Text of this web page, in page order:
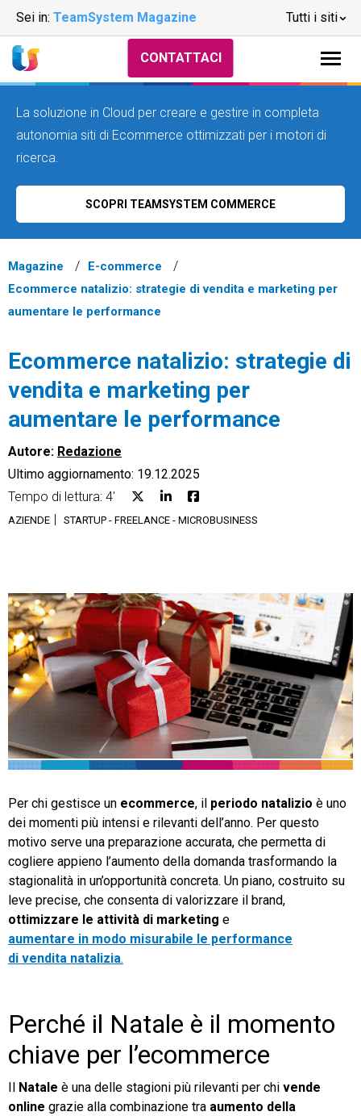
Sei in: TeamSystem Magazine Tutti i siti
Ecommerce
Email Marketing
Financial Solutions
HR
Trust Services
TeamSystem Corporate
TeamSystem Store
CONTATTACI
La soluzione in Cloud per creare e gestire in completa
autonomia siti di Ecommerce ottimizzati per i motori di
ricerca.
SCOPRI TEAMSYSTEM COMMERCE
Magazine
E-commerce
Ecommerce natalizio: strategie di vendita e marketing per
aumentare le performance
Ecommerce natalizio: strategie di
vendita e marketing per
aumentare le performance
Autore: Redazione
Ultimo aggiornamento: 19.12.2025
Tempo di lettura: 4'
AZIENDE STARTUP - FREELANCE - MICROBUSINESS
Per chi gestisce un ecommerce, il periodo natalizio è uno
dei momenti più intensi e rilevanti dell’anno. Per questo
motivo serve una preparazione accurata, che permetta di
cogliere appieno l’aumento della domanda trasformando la
stagionalità in un’opportunità concreta. Un piano, costruito su
leve precise, che consenta di valorizzare il brand,
ottimizzare le attività di marketing e
aumentare in modo misurabile le performance
di vendita natalizia.
Perché il Natale è il momento
chiave per l’ecommerce
Natale è una delle stagioni più rilevanti per chi vende
online grazie alla combinazione tra aumento della